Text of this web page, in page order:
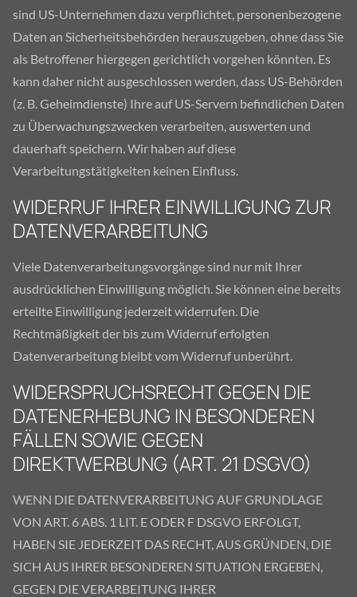
sind US-Unternehmen dazu verpflichtet, personenbezogene
Daten an Sicherheitsbehörden herauszugeben, ohne dass Sie
als Betroffener hiergegen gerichtlich vorgehen könnten. Es
kann daher nicht ausgeschlossen werden, dass US-Behörden
(z. B. Geheimdienste) Ihre auf US-Servern befindlichen Daten
zu Überwachungszwecken verarbeiten, auswerten und
dauerhaft speichern. Wir haben auf diese
Verarbeitungstätigkeiten keinen Einfluss.
WIDERRUF IHRER EINWILLIGUNG ZUR
DATENVERARBEITUNG
Viele Datenverarbeitungsvorgänge sind nur mit Ihrer
ausdrücklichen Einwilligung möglich. Sie können eine bereits
erteilte Einwilligung jederzeit widerrufen. Die
Rechtmäßigkeit der bis zum Widerruf erfolgten
Datenverarbeitung bleibt vom Widerruf unberührt.
WIDERSPRUCHSRECHT GEGEN DIE
DATENERHEBUNG IN BESONDEREN
FÄLLEN SOWIE GEGEN
DIREKTWERBUNG (ART. 21 DSGVO)
WENN DIE DATENVERARBEITUNG AUF GRUNDLAGE
VON ART. 6 ABS. 1 LIT. E ODER F DSGVO ERFOLGT,
HABEN SIE JEDERZEIT DAS RECHT, AUS GRÜNDEN, DIE
SICH AUS IHRER BESONDEREN SITUATION ERGEBEN,
GEGEN DIE VERARBEITUNG IHRER